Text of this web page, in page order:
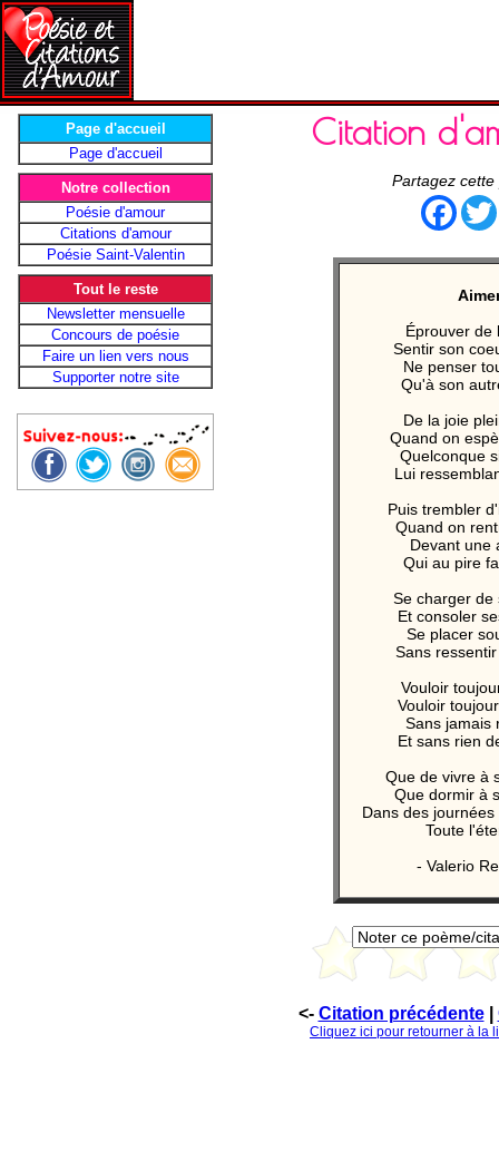
Page d'accueil
Page d'accueil
Notre collection
Poésie d'amour
Citations d'amour
Poésie Saint-Valentin
Tout le reste
Newsletter mensuelle
Concours de poésie
Faire un lien vers nous
Supporter notre site
Citation
Partagez
Éprouver de
Sentir son
Ne penser
Qu'à son
De la joie
Quand on
Quelconque
Lui
Puis trembler
Quand on
Devant une
Qui au pire
Se charger de
Et consoler
Se placer
Sans
Vouloir
Vouloir
Sans jamais
Et sans rien
Que de vivre à
Que dormir à
Dans des
Toute
- Valerio
<- Citation précédente|
Cliquez ici pour retourner à la